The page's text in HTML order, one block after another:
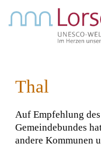
BAUEN &
Thal
Auf Empfehlung
Gemeindebundes
andere Kommunen